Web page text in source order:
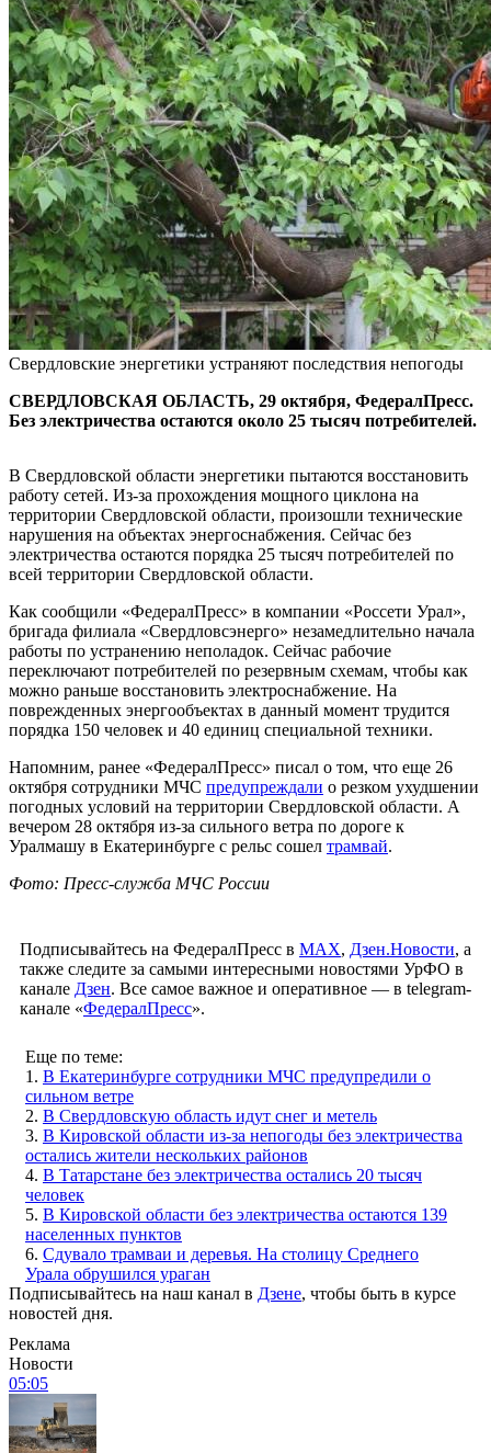
Свердловские энергетики устраняют последствия непогоды
СВЕРДЛОВСКАЯ ОБЛАСТЬ, 29 октября, ФедералПресс.
Без электричества остаются около 25 тысяч потребителей.
В Свердловской области энергетики пытаются восстановить
работу сетей. Из-за прохождения мощного циклона на
территории Свердловской области, произошли технические
нарушения на объектах энергоснабжения. Сейчас без
электричества остаются порядка 25 тысяч потребителей по
всей территории Свердловской области.
Как сообщили «ФедералПресс» в компании «Россети Урал»,
бригада филиала «Свердловсэнерго» незамедлительно начала
работы по устранению неполадок. Сейчас рабочие
переключают потребителей по резервным схемам, чтобы как
можно раньше восстановить электроснабжение. На
поврежденных энергообъектах в данный момент трудится
порядка 150 человек и 40 единиц специальной техники.
Напомним, ранее «ФедералПресс» писал о том, что еще 26
октября сотрудники МЧС предупреждали о резком ухудшении
погодных условий на территории Свердловской области. А
вечером 28 октября из-за сильного ветра по дороге к
Уралмашу в Екатеринбурге с рельс сошел трамвай.
Фото: Пресс-служба МЧС России
Подписывайтесь на ФедералПресс в МАХ, Дзен.Новости, а
также следите за самыми интересными новостями УрФО в
канале Дзен. Все самое важное и оперативное — в telegram-
канале «ФедералПресс».
Еще по теме:
1. В Екатеринбурге сотрудники МЧС предупредили о
сильном ветре
2. В Свердловскую область идут снег и метель
3. В Кировской области из-за непогоды без электричества
остались жители нескольких районов
4. В Татарстане без электричества остались 20 тысяч
человек
5. В Кировской области без электричества остаются 139
населенных пунктов
6. Сдувало трамваи и деревья. На столицу Среднего
Урала обрушился ураган
Подписывайтесь на наш канал в Дзене, чтобы быть в курсе
новостей дня.
Реклама
Новости
05:05